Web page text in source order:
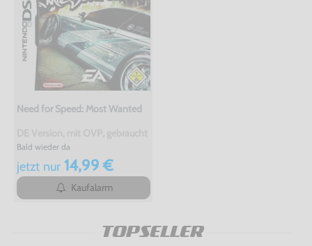
Need for Speed: Most Wanted
Bald wieder da
jetzt nur14,99 €
Kaufalarm
TOPSELLER